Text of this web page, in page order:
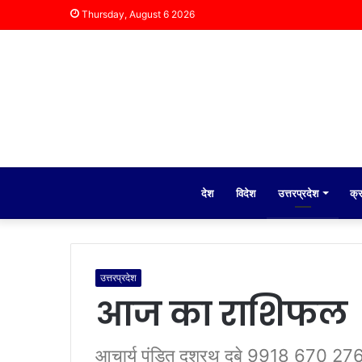
Thursday, August 6 2026
देश विदेश उत्तरप्रदेश
उत्तरप्रदेश
आज का राशिफल
आचार्य पंडित दशरथ दुबे 9918 670